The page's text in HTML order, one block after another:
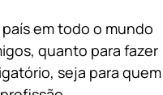
em todo o mundo
quanto para fazer
seja para quem